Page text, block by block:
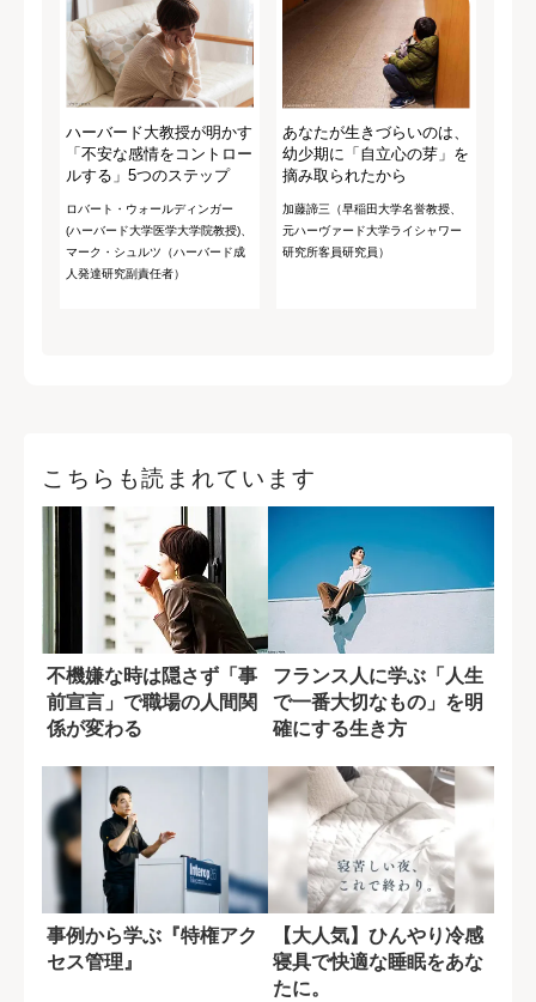
ハーバード大教授が明かす
「不安な感情をコントロー
ルする」5つのステップ
ロバート・ウォールディンガー
(ハーバード大学医学大学院教授)、
マーク・シュルツ（ハーバード成
人発達研究副責任者）
あなたが生きづらいのは、
幼少期に「自立心の芽」を
摘み取られたから
加藤諦三（早稲田大学名誉教授、
元ハーヴァード大学ライシャワー
研究所客員研究員）
こちらも読まれています
不機嫌な時は隠さず「事
前宣言」で職場の人間関
係が変わる
フランス人に学ぶ「人生
で一番大切なもの」を明
確にする生き方
事例から学ぶ『特権アク
セス管理』
【大人気】ひんやり冷感
寝具で快適な睡眠をあな
たに。